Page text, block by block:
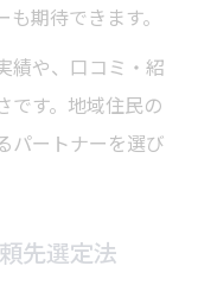
期待できます。
績や、口コミ・紹
です。地域住民の
パートナーを選び
先選定法